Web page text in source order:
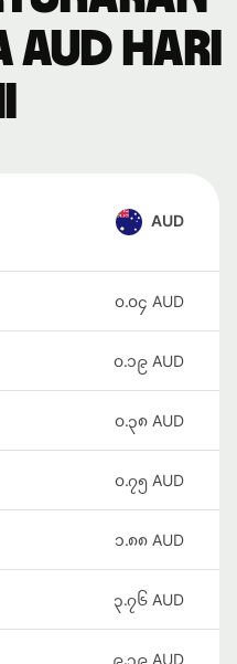
AUD hari
AUD
၀.၀၄ AUD
၀.၁၉ AUD
၀.၃၈ AUD
၀.၇၅ AUD
၁.၈၈ AUD
၃.၇၆ AUD
၉.၃၉ AUD